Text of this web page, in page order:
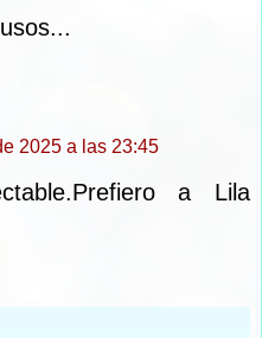
2025 a las 23:45
a Lila